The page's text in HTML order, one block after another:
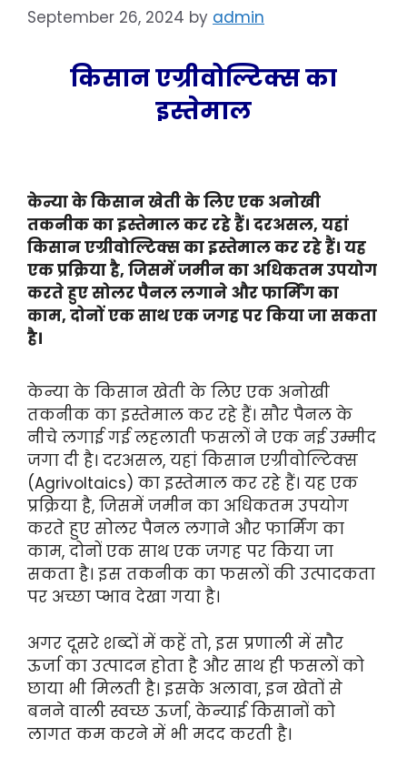
September 26, 2024 by admin
किसान एग्रीवोल्टिक्स का
इस्तेमाल
केन्या के किसान खेती के लिए एक अनोखी
तकनीक का इस्तेमाल कर रहे हैं। दरअसल, यहां
किसान एग्रीवोल्टिक्स का इस्तेमाल कर रहे हैं। यह
एक प्रक्रिया है, जिसमें जमीन का अधिकतम उपयोग
करते हुए सोलर पैनल लगाने और फार्मिंग का
काम, दोनों एक साथ एक जगह पर किया जा सकता
है।
केन्या के किसान खेती के लिए एक अनोखी
तकनीक का इस्तेमाल कर रहे हैं। सौर पैनल के
नीचे लगाई गई लहलाती फसलों ने एक नई उम्मीद
जगा दी है। दरअसल, यहां किसान एग्रीवोल्टिक्स
(Agrivoltaics) का इस्तेमाल कर रहे हैं। यह एक
प्रक्रिया है, जिसमें जमीन का अधिकतम उपयोग
करते हुए सोलर पैनल लगाने और फार्मिंग का
काम, दोनों एक साथ एक जगह पर किया जा
सकता है। इस तकनीक का फसलों की उत्पादकता
पर अच्छा प्भाव देखा गया है।
अगर दूसरे शब्दों में कहें तो, इस प्रणाली में सौर
ऊर्जा का उत्पादन होता है और साथ ही फसलों को
छाया भी मिलती है। इसके अलावा, इन खेतों से
बनने वाली स्वच्छ ऊर्जा, केन्याई किसानों को
लागत कम करने में भी मदद करती है।